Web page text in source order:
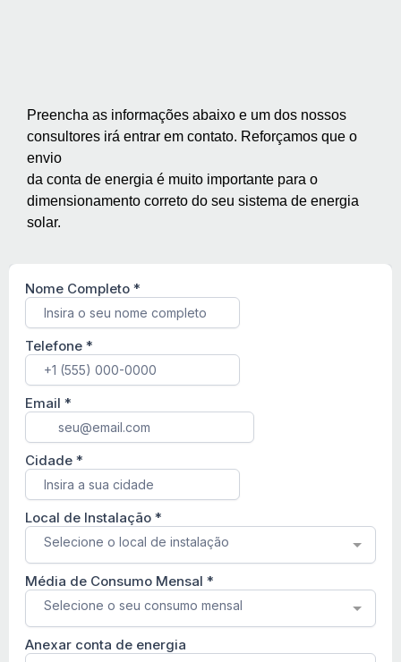
Preencha as informações abaixo e um dos nossos
consultores irá entrar em contato. Reforçamos que o
envio
da conta de energia é muito importante para o
dimensionamento correto do seu sistema de energia
solar.